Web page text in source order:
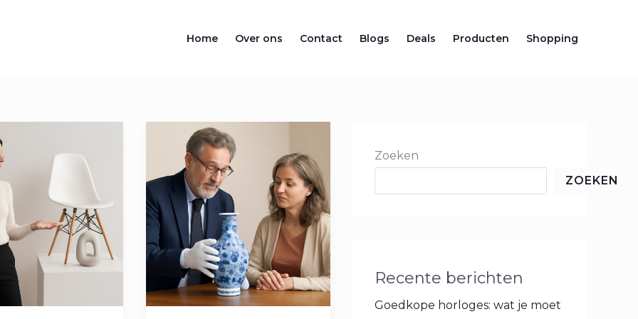
Home Over ons Contact Blogs Deals Producten Shopping
De
Experts
Van
Tussen
Kunst
Kitsch
Zoeken
ZOEKEN
Recente berichten
Goedkope horloges: wat je moet